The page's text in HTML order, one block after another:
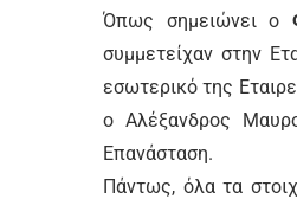
Όπως σημειώνει ο
συμμετείχαν στην
εσωτερικό της
ο Αλέξανδρος
Επανάσταση.
Πάντως, όλα τα